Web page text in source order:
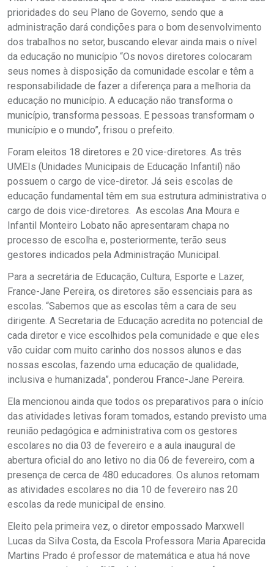
prioridades do seu Plano de Governo, sendo que a
administração dará condições para o bom desenvolvimento
dos trabalhos no setor, buscando elevar ainda mais o nível
da educação no município “Os novos diretores colocaram
seus nomes à disposição da comunidade escolar e têm a
responsabilidade de fazer a diferença para a melhoria da
educação no município. A educação não transforma o
município, transforma pessoas. E pessoas transformam o
município e o mundo”, frisou o prefeito.
Foram eleitos 18 diretores e 20 vice-diretores. As três
UMEIs (Unidades Municipais de Educação Infantil) não
possuem o cargo de vice-diretor. Já seis escolas de
educação fundamental têm em sua estrutura administrativa o
cargo de dois vice-diretores. As escolas Ana Moura e
Infantil Monteiro Lobato não apresentaram chapa no
processo de escolha e, posteriormente, terão seus
gestores indicados pela Administração Municipal.
Para a secretária de Educação, Cultura, Esporte e Lazer,
France-Jane Pereira, os diretores são essenciais para as
escolas. “Sabemos que as escolas têm a cara de seu
dirigente. A Secretaria de Educação acredita no potencial de
cada diretor e vice escolhidos pela comunidade e que eles
vão cuidar com muito carinho dos nossos alunos e das
nossas escolas, fazendo uma educação de qualidade,
inclusiva e humanizada”, ponderou France-Jane Pereira.
Ela mencionou ainda que todos os preparativos para o início
das atividades letivas foram tomados, estando previsto uma
reunião pedagógica e administrativa com os gestores
escolares no dia 03 de fevereiro e a aula inaugural de
abertura oficial do ano letivo no dia 06 de fevereiro, com a
presença de cerca de 480 educadores. Os alunos retomam
as atividades escolares no dia 10 de fevereiro nas 20
escolas da rede municipal de ensino.
Eleito pela primeira vez, o diretor empossado Marxwell
Lucas da Silva Costa, da Escola Professora Maria Aparecida
Martins Prado é professor de matemática e atua há nove